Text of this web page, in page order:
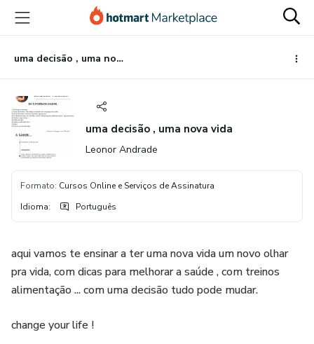
para
conteúdo
principal
para
pagamento
para
rodapé
uma decisão , uma nova vida
uma decisão , uma nova vida
Leonor Andrade
Formato: Cursos Online e Serviços de Assinatura
Idioma: Português
aqui vamos te ensinar a ter uma nova vida um novo olhar
pra vida, com dicas para melhorar a saúde , com treinos
alimentação ... com uma decisão tudo pode mudar.
change your life !